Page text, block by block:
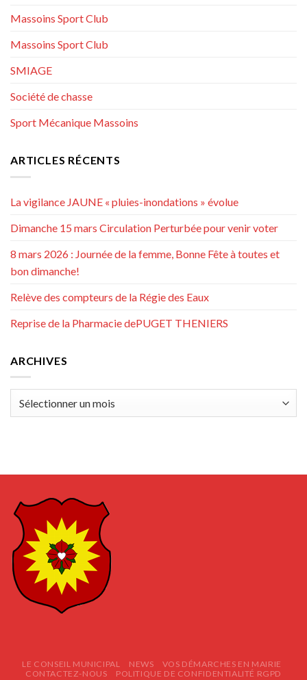
Massoins Sport Club
Massoins Sport Club
SMIAGE
Société de chasse
Sport Mécanique Massoins
ARTICLES RÉCENTS
La vigilance JAUNE « pluies-inondations » évolue
Dimanche 15 mars Circulation Perturbée pour venir voter
8 mars 2026 : Journée de la femme, Bonne Fête à toutes et
bon dimanche!
Relève des compteurs de la Régie des Eaux
Reprise de la Pharmacie dePUGET THENIERS
ARCHIVES
LE CONSEIL MUNICIPAL NEWS
VOS DÉMARCHES EN MAIRIE
CONTACTEZ-NOUS
POLITIQUE DE CONFIDENTIALITÉ RGPD